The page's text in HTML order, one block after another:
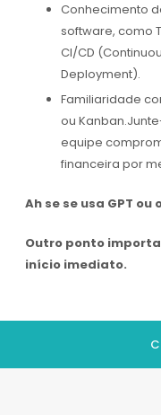
Conhecimento
software, como
CI/CD
Deployment).
Familiaridade
ou
equipe
financeira por
Ah se se usa GPT
Outro ponto
início imediato.